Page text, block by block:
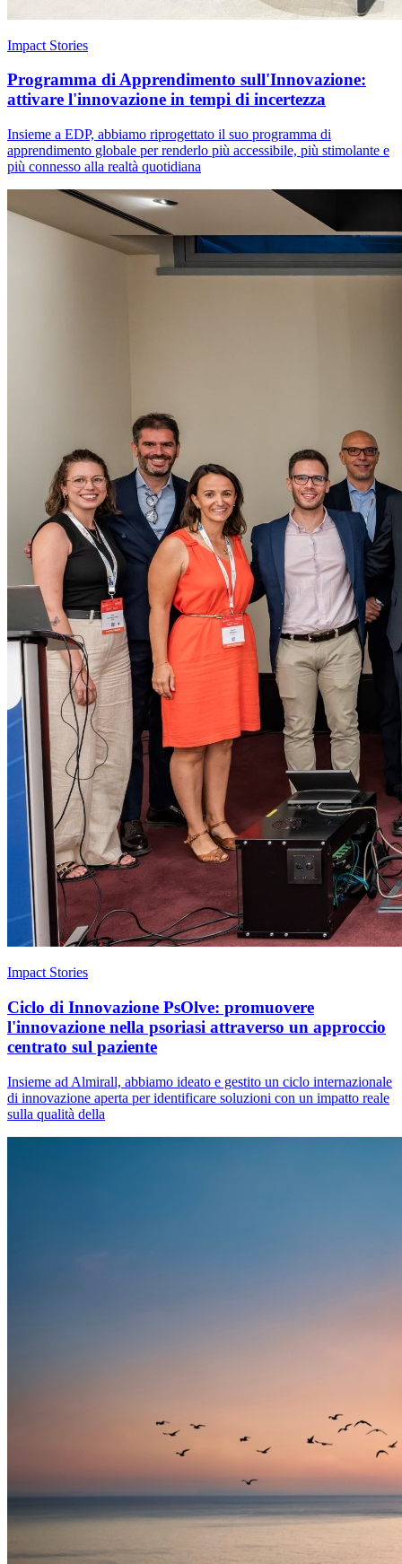
Impact Stories
Programma di Apprendimento sull'Innovazione:
attivare l'innovazione in tempi di incertezza
Insieme a EDP, abbiamo riprogettato il suo programma di
apprendimento globale per renderlo più accessibile, più stimolante e
più connesso alla realtà quotidiana
Impact Stories
Ciclo di Innovazione PsOlve: promuovere
l'innovazione nella psoriasi attraverso un approccio
centrato sul paziente
Insieme ad Almirall, abbiamo ideato e gestito un ciclo internazionale
di innovazione aperta per identificare soluzioni con un impatto reale
sulla qualità della